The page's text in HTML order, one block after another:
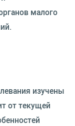
малого
изучены
от текущей